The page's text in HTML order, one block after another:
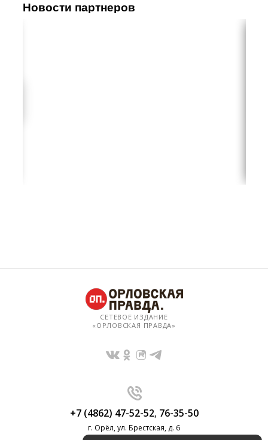
Новости партнеров
СЕТЕВОЕ ИЗДАНИЕ
«ОРЛОВСКАЯ ПРАВДА»
+7 (4862) 47-52-52, 76-35-50
г. Орёл, ул. Брестская, д. 6